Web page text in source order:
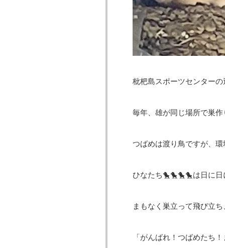
枇杷島スポーツセンター
毎年、雄が同じ場所で巣
つばめは渡り鳥ですが、
ひなたち🐤🐤🐤🐤は日に
まもなく巣立って飛び立
「がんばれ！つばめたち